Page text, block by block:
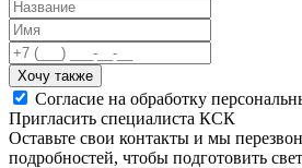
Хочу также
Согласие на обработку
Пригласить специалиста КСК
Оставьте свои контакты и мы
подробностей, чтобы подготовить